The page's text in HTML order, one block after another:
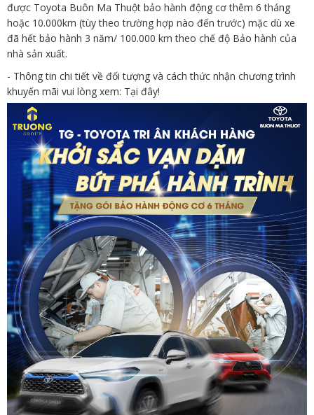
được Toyota Buôn Ma Thuột bảo hành động cơ thêm 6 tháng
hoặc 10.000km (tùy theo trường hợp nào đến trước) mặc dù xe
đã hết bảo hành 3 năm/ 100.000 km theo chế độ Bảo hành của
nhà sản xuất.
- Thông tin chi tiết về đối tượng và cách thức nhận chương trình
khuyến mãi vui lòng xem: Tại đây!